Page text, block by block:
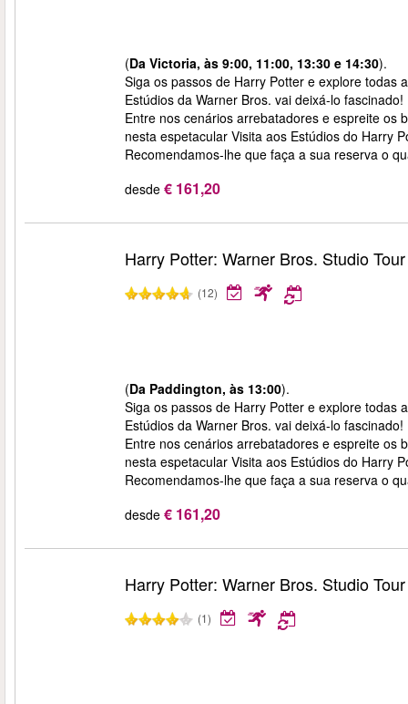
(Da Victoria, às 9:00, 11:00, 13:30 e 14:30).
Siga os passos de Harry Potter e explore todas
Estúdios da Warner Bros. vai deixá-lo fascinado!
Entre nos cenários arrebatadores e espreite os
nesta espetacular Visita aos Estúdios do Harry
Recomendamos-lhe que faça a sua reserva o
desde € 161,20
Harry Potter: Warner Bros. Studio
(12)
(Da Paddington, às 13:00).
Siga os passos de Harry Potter e explore todas
Estúdios da Warner Bros. vai deixá-lo fascinado!
Entre nos cenários arrebatadores e espreite os
nesta espetacular Visita aos Estúdios do Harry
Recomendamos-lhe que faça a sua reserva o
desde € 161,20
Harry Potter: Warner Bros. Studio
(1)